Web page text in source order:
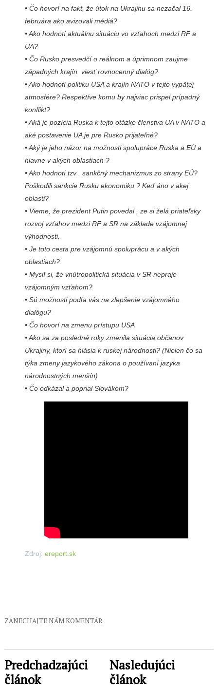
• Čo hovorí na fakt, že útok na Ukrajinu sa nezačal 16.
februára ako avizovali médiá?
• Ako hodnotí aktuálnu situáciu vo vzťahoch medzi RF a
UA?
• Čo Rusko presvedčí o reálnom a úprimnom zaujme
západných krajín viesť rovnocenný dialóg?
• Ako hodnotí politiku USA a krajín NATO v tejto vypätej
atmosfére? Respektíve komu by najviac prispel prípadný
konflikt?
• Aká je pozícia Ruska k tejto otázke členstva UA v NATO a
aké postavenie UA je pre Rusko prijateľné?
• Aký je jeho názor na možnosti spolupráce Ruska a EÚ a
hlavne v akých oblastiach ?
• Ako hodnotí tzv . sankčný mechanizmus zo strany EÚ?
Poškodili sankcie Rusku ekonomiku ? Keď áno v akej
oblasti?
• Vieme, že prezident Putin povedal , ze si želá priateľsky
rozvoj vzťahov medzi RF a SR na základe vzájomnej
výhodnosti.
• Je toto cesta pre vzájomnú spoluprácu a v akých
oblastiach?
• Myslí si, že vnútropolitická situácia v SR nepraje
vzájomným vzťahom?
• Sú možnosti podľa vás na zlepšenie vzájomného
dialógu?
• Čo hovorí na zmenu prístupu USA
• Ako sa za posledné roky zmenila situácia občanov
Ukrajiny, ktorí sa hlásia k ruskej národnosti? (Nielen čo sa
týka zmeny jazykového zákona o používaní jazyka
národnostných menšín)
• Čo odkázal a poprial Slovákom?
Zdroj: ereport.sk
ZANECHAJTE NÁM KOMENTÁR
Predchadzajúci
článok
Nasledujúci
článok